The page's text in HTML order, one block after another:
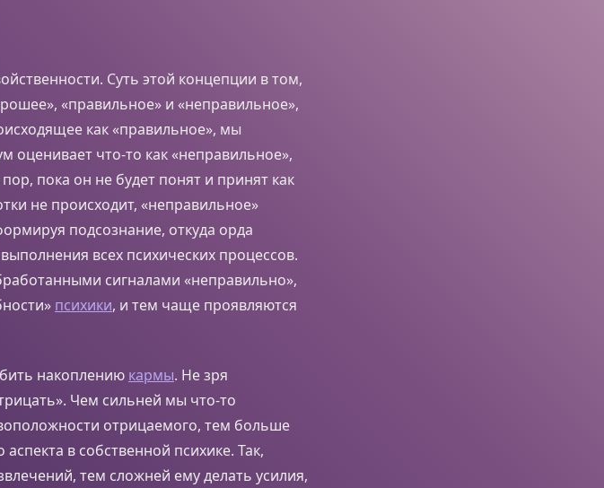
Суть этой концепции в том,
«правильное» и «неправильное»,
как «правильное», мы
оценивает что-то как «неправильное»,
пока он не будет понят и принят как
не происходит, «неправильное»
подсознание, откуда орда
всех психических процессов.
сигналами «неправильно»,
психики, и тем чаще проявляются
накоплению кармы. Не зря
Чем сильней мы что-то
отрицаемого, тем больше
в собственной психике. Так,
тем сложней ему делать усилия,